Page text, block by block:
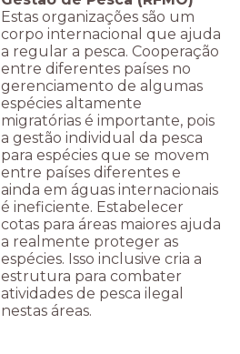
Estas organizações são um
corpo internacional que ajuda
a regular a pesca. Cooperação
entre diferentes países no
gerenciamento de algumas
espécies altamente
migratórias é importante, pois
a gestão individual da pesca
para espécies que se movem
entre países diferentes e
ainda em águas internacionais
é ineficiente. Estabelecer
cotas para áreas maiores ajuda
a realmente proteger as
espécies. Isso inclusive cria a
estrutura para combater
atividades de pesca ilegal
nestas áreas.